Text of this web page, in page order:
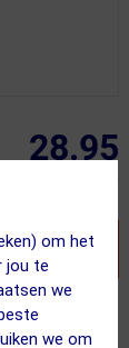
om het
jou te
we
we om
28.95